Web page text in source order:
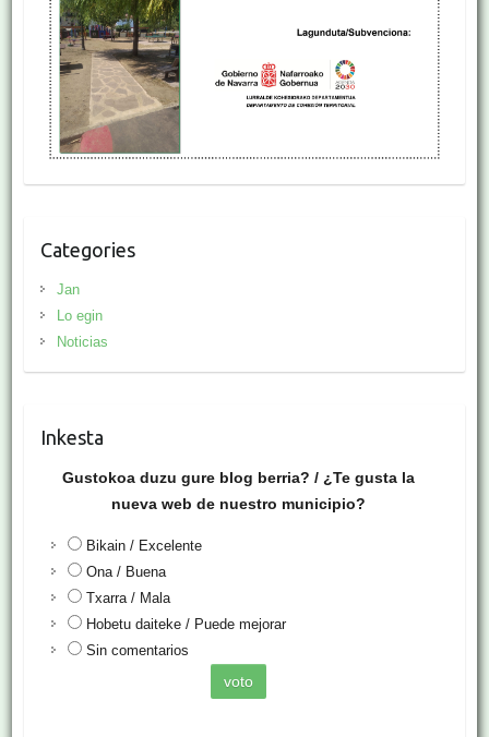
Categories
Jan
Lo egin
Noticias
Inkesta
Gustokoa duzu gure blog berria? / ¿Te gusta la
nueva web de nuestro municipio?
Bikain / Excelente
Ona / Buena
Txarra / Mala
Hobetu daiteke / Puede mejorar
Sin comentarios